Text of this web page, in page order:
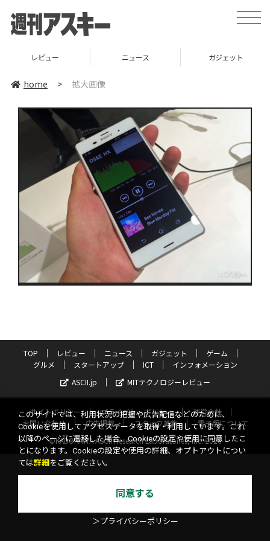
toggle
レビュー ニュース ガジェット
home > 拡大画像
TOP レビュー ニュース ガジェット
ゲーム
グルメ
スタートアップ ICT
インフォメーション
ASCII.jp
MITテクノロジーレビュー
サイトポリシー プライバシーポリシー
運営会社
お問い合わせ
広告掲載 スタッフ募集
電子版について
©KADOKAWA ASCII Research Laboratories, Inc. 2026
このサイトでは、利用状況の把握や広告配信などのために、
Cookieを使用してアクセスデータを取得・利用しています。これ
以降のページに遷移した場合、Cookieの設定や使用に同意したこ
とになります。Cookieの設定や使用の詳細、オプトアウトについ
ては詳細 をご覧ください。
同意する
＞プライバシーポリシー